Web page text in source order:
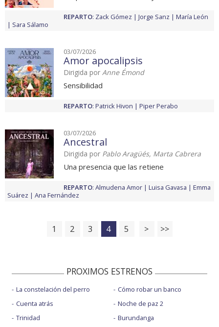
REPARTO: Zack Gómez Jorge Sanz
María León
Sara Sálamo
03/07/2026
Amor apocalipsis
Dirigida por Anne Émond
Sensibilidad
REPARTO: Patrick Hivon Piper Perabo
03/07/2026
Ancestral
Dirigida por Pablo Aragüés, Marta Cabrera
Una presencia que las retiene
REPARTO: Almudena Amor Luisa Gavasa
Emma
Suárez
Ana Fernández
1 2 3 4 5 > >>
PROXIMOS ESTRENOS
La constelación del perro
Cuenta atrás
Trinidad
Cómo robar un banco
Noche de paz 2
Burundanga